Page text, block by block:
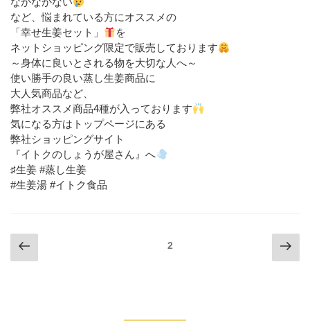
など、悩まれている方にオススメの
「幸せ生姜セット」
を
ネットショッピング限定で販売しております
～身体に良いとされる物を大切な人へ～
使い勝手の良い蒸し生姜商品に
大人気商品など、
弊社オススメ商品4種が入っております
気になる方はトップページにある
弊社ショッピングサイト
『イトクのしょうが屋さん』へ
♯生姜 #蒸し生姜
#生姜湯 #イトク食品
投
稿
前
の
ページ2
次
の